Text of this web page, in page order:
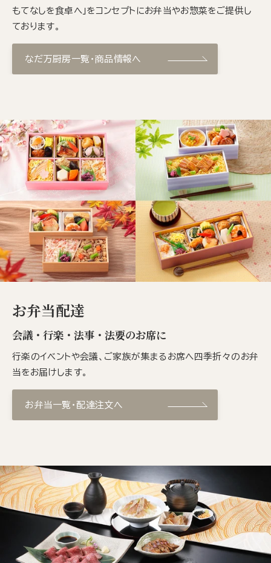
もてなしを食卓へ」をコンセプトにお弁当やお惣菜をご提供し
ております。
なだ万厨房一覧・商品情報へ
お弁当配達
会議・行楽・法事・法要のお席に
行楽のイベントや会議、ご家族が集まるお席へ四季折々のお弁
当をお届けします。
お弁当一覧・配達注文へ